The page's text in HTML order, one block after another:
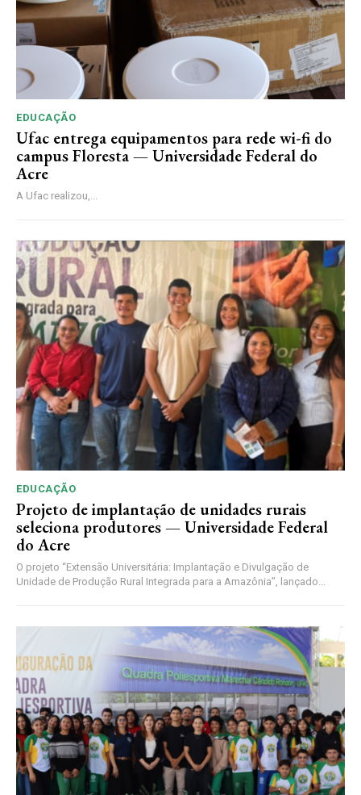
EDUCAÇÃO
Ufac entrega equipamentos para rede wi-fi do
campus Floresta — Universidade Federal do
Acre
A Ufac realizou,...
EDUCAÇÃO
Projeto de implantação de unidades rurais
seleciona produtores — Universidade Federal
do Acre
O projeto “Extensão Universitária: Implantação e Divulgação de
Unidade de Produção Rural Integrada para a Amazônia”, lançado...